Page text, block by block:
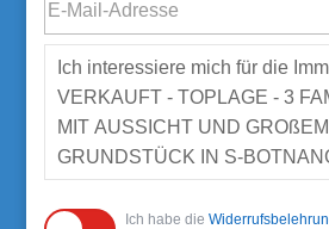
Ich habe die